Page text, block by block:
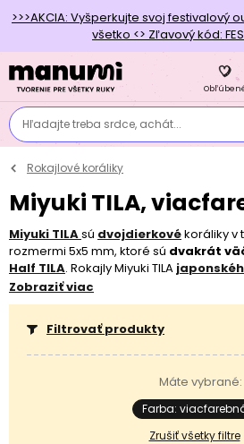
>>>AKCIA: Vyšperkujte svoj festivalový
všetko <> Zľavový kód:
Hľadajte treba srdce, achát...
Rokajlové koráliky
Miyuki TILA,
Miyuki TILAsú dvojdierkovékoráliky v
rozmermi 5x5 mm, ktoré sú dvakrát
Half TILA. Rokajly Miyuki TILA
vyznačujú svojou tvarovou
širším prieťahom, aby bolo možné
prevliecť viackrát.
Zobraziť viac
Filtrovať produkty
Máte vybrané:
Farba:
Zrušiť všetky filtre